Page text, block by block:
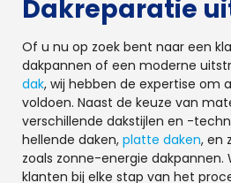
Dakreparatie
Of u nu op zoek bent naar een
dakpannen of een moderne
dak, wij hebben de expertise om
voldoen. Naast de keuze van
verschillende dakstijlen en -
hellende daken, platte daken, en
zoals zonne-energie dakpannen.
klanten bij elke stap van het